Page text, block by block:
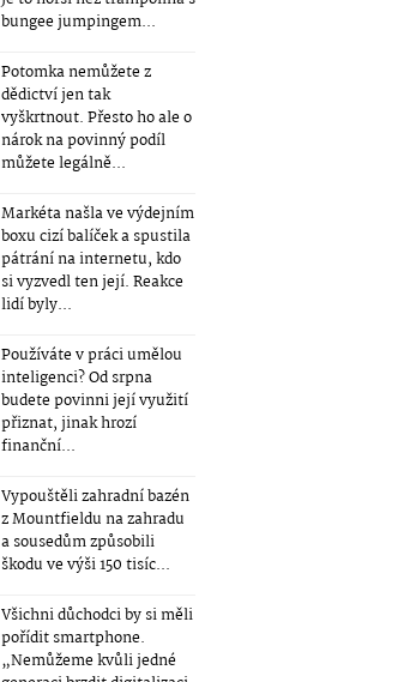
bungee jumpingem...
Potomka nemůžete z
dědictví jen tak
vyškrtnout. Přesto ho ale o
nárok na povinný podíl
můžete legálně...
Markéta našla ve výdejním
boxu cizí balíček a spustila
pátrání na internetu, kdo
si vyzvedl ten její. Reakce
lidí byly...
Používáte v práci umělou
inteligenci? Od srpna
budete povinni její využití
přiznat, jinak hrozí
finanční...
Vypouštěli zahradní bazén
z Mountfieldu na zahradu
a sousedům způsobili
škodu ve výši 150 tisíc...
Všichni důchodci by si měli
pořídit smartphone.
„Nemůžeme kvůli jedné